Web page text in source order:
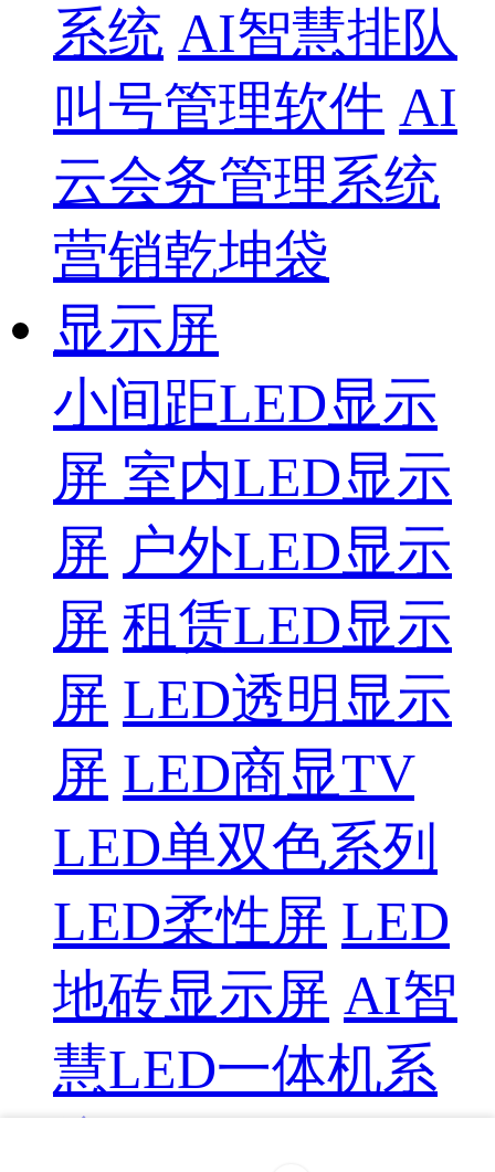
系统 AI智慧排队
叫号管理软件 AI
云会务管理系统
营销乾坤袋
显示屏
小间距LED显示
屏 室内LED显示
屏 户外LED显示
屏 租赁LED显示
屏 LED透明显示
屏 LED商显TV
LED单双色系列
LED柔性屏 LED
地砖显示屏 AI智
慧LED一体机系